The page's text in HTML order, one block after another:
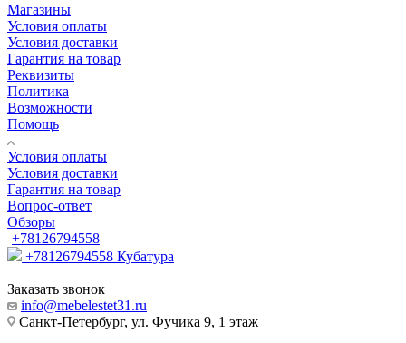
Магазины
Условия оплаты
Условия доставки
Гарантия на товар
Реквизиты
Политика
Возможности
Помощь
Условия оплаты
Условия доставки
Гарантия на товар
Вопрос-ответ
Обзоры
+78126794558
+78126794558 Кубатура
Заказать звонок
info@mebelestet31.ru
Санкт-Петербург, ул. Фучика 9, 1 этаж